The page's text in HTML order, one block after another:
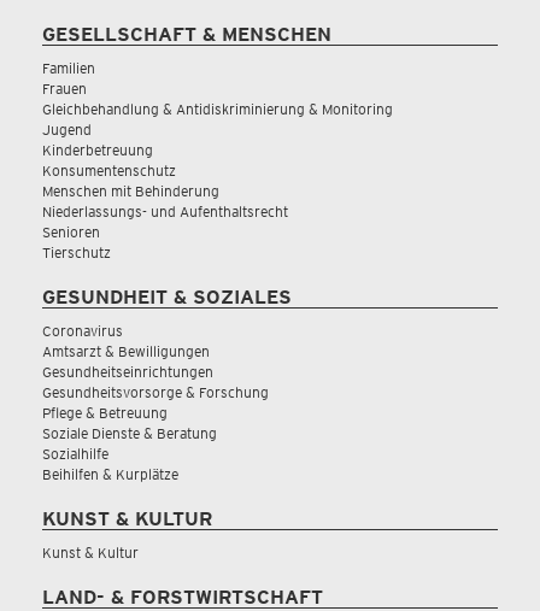
GESELLSCHAFT & MENSCHEN
Familien
Frauen
Gleichbehandlung & Antidiskriminierung & Monitoring
Jugend
Kinderbetreuung
Konsumentenschutz
Menschen mit Behinderung
Niederlassungs- und Aufenthaltsrecht
Senioren
Tierschutz
GESUNDHEIT & SOZIALES
Coronavirus
Amtsarzt & Bewilligungen
Gesundheitseinrichtungen
Gesundheitsvorsorge & Forschung
Pflege & Betreuung
Soziale Dienste & Beratung
Sozialhilfe
Beihilfen & Kurplätze
KUNST & KULTUR
Kunst & Kultur
LAND- & FORSTWIRTSCHAFT